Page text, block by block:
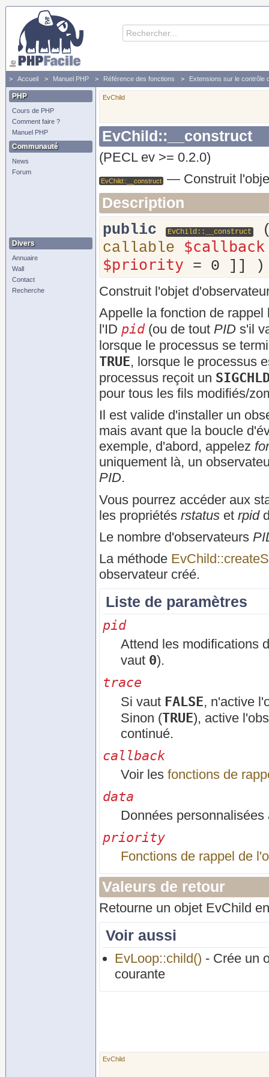
Accueil Manuel PHP Référence des fonctions Extensions sur le contrôle
PHP
Cours de PHP
Comment faire ?
Manuel PHP
Communauté
News
Forum
Divers
Annuaire
Wall
Contact
Recherche
EvChild
EvChild::__construct
(PECL ev >= 0.2.0)
EvChild::__construct — Construit
Description
public
EvChild::__construct
callable
$callback
$priority
= 0 ]] )
Construit l'objet
Appelle la fonction de
l'ID pid(ou de tout PID s'il
lorsque le processus se
TRUE, lorsque le processus
processus reçoit un
pour tous les fils modifiés/
Il est valide d'installer un
mais avant que la boucle
exemple, d'abord, appelez
uniquement là, un
PID.
Vous pourrez accéder aux
les propriétés rstatus et rpid
Le nombre d'observateurs
La méthode
observateur créé.
Liste de paramètres
pid
Attend les modifications
vaut 0).
trace
Si vaut FALSE, n'active
Sinon (TRUE), active
continué.
callback
Voir les fonctions de
data
Données
priority
Fonctions de rappel de
Valeurs de retour
Retourne un objet EvChild
Voir aussi
EvLoop::child() - Crée un
courante
EvChild